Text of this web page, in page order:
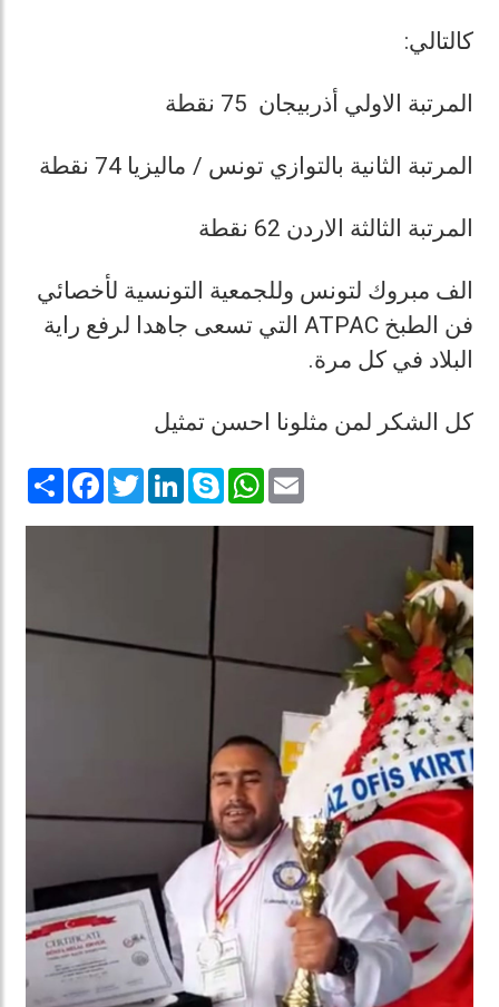
كالتالي:
المرتبة الاولي أذربيجان 75 نقطة
المرتبة الثانية بالتوازي تونس / ماليزيا 74 نقطة
المرتبة الثالثة الاردن 62 نقطة
الف مبروك لتونس وللجمعية التونسية لأخصائي
فن الطبخ ATPAC التي تسعى جاهدا لرفع راية
البلاد في كل مرة.
كل الشكر لمن مثلونا احسن تمثيل
Share Facebook
TwitterLinkedInSkype WhatsApp